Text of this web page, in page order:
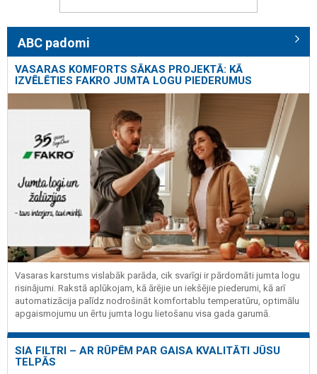
ABC padomi
VASARAS KOMFORTS SĀKAS PROJEKTĀ: KĀ
IZVĒLĒTIES FAKRO JUMTA LOGU PIEDERUMUS
Vasaras karstums vislabāk parāda, cik svarīgi ir pārdomāti jumta logu
risinājumi. Rakstā aplūkojam, kā ārējie un iekšējie piederumi, kā arī
automatizācija palīdz nodrošināt komfortablu temperatūru, optimālu
apgaismojumu un ērtu jumta logu lietošanu visa gada garumā.
SIA FILTRI – AR RŪPĒM PAR GAISA KVALITĀTI JŪSU
TELPĀS